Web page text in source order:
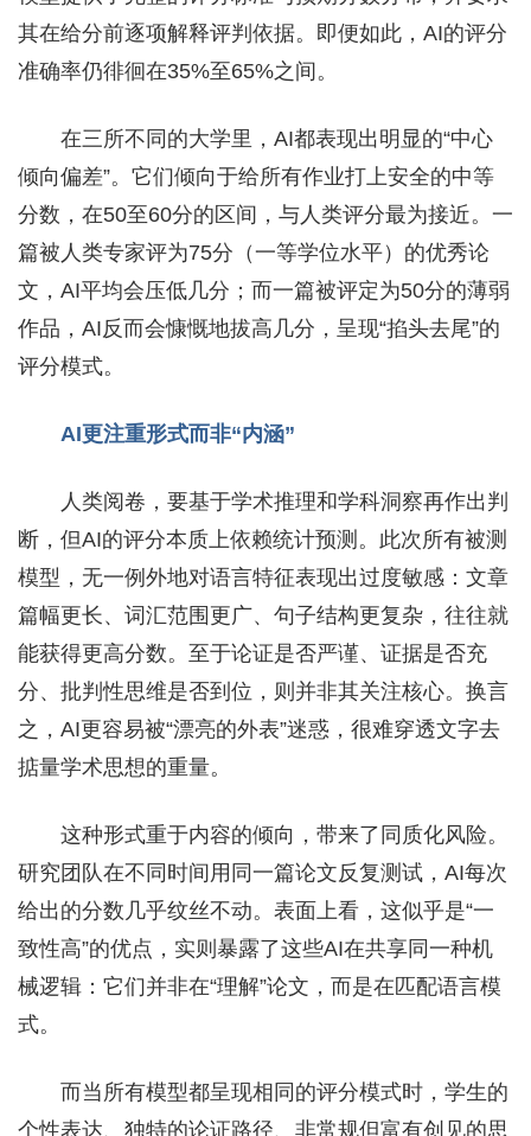
其在给分前逐项解释评判依据。即便如此，AI的评分
准确率仍徘徊在35%至65%之间。
在三所不同的大学里，AI都表现出明显的“中心
倾向偏差”。它们倾向于给所有作业打上安全的中等
分数，在50至60分的区间，与人类评分最为接近。一
篇被人类专家评为75分（一等学位水平）的优秀论
文，AI平均会压低几分；而一篇被评定为50分的薄弱
作品，AI反而会慷慨地拔高几分，呈现“掐头去尾”的
评分模式。
AI更注重形式而非“内涵”
人类阅卷，要基于学术推理和学科洞察再作出判
断，但AI的评分本质上依赖统计预测。此次所有被测
模型，无一例外地对语言特征表现出过度敏感：文章
篇幅更长、词汇范围更广、句子结构更复杂，往往就
能获得更高分数。至于论证是否严谨、证据是否充
分、批判性思维是否到位，则并非其关注核心。换言
之，AI更容易被“漂亮的外表”迷惑，很难穿透文字去
掂量学术思想的重量。
这种形式重于内容的倾向，带来了同质化风险。
研究团队在不同时间用同一篇论文反复测试，AI每次
给出的分数几乎纹丝不动。表面上看，这似乎是“一
致性高”的优点，实则暴露了这些AI在共享同一种机
械逻辑：它们并非在“理解”论文，而是在匹配语言模
式。
而当所有模型都呈现相同的评分模式时，学生的
个性表达、独特的论证路径、非常规但富有创见的思